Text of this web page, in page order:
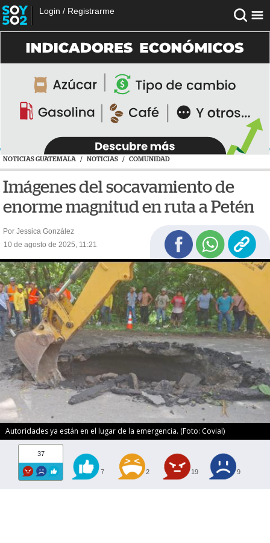
Login / Registrarme
NOTICIAS GUATEMALA / NOTICIAS / COMUNIDAD
Imágenes del socavamiento de
enorme magnitud en ruta a Petén
Por Jessica González
10 de agosto de 2025, 11:21
Autoridades ya están en el lugar de la emergencia. (Foto: Covial)
37
7 2 19 9